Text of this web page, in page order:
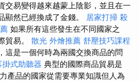
交易變得越來越蒙上陰影，並且在一
顯然已經換成了金錢。 居家打掃 殺
如果所有這些發生在不同國家之
貿易。 散光 外燴推薦 舒壓技巧課程
這是一個何時為兩國交換商品的問
掛式助聽器 典型的國際商品貿易是
產品的國家從需要專業知識但人為